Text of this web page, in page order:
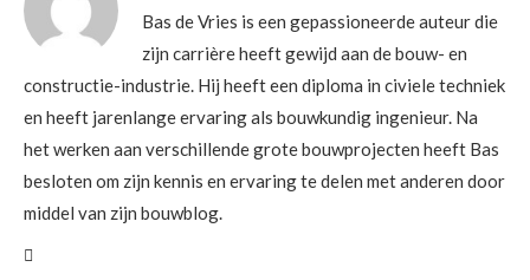
Bas de Vries is een gepassioneerde auteur die
zijn carrière heeft gewijd aan de bouw- en
constructie-industrie. Hij heeft een diploma in civiele techniek
en heeft jarenlange ervaring als bouwkundig ingenieur. Na
het werken aan verschillende grote bouwprojecten heeft Bas
besloten om zijn kennis en ervaring te delen met anderen door
middel van zijn bouwblog.